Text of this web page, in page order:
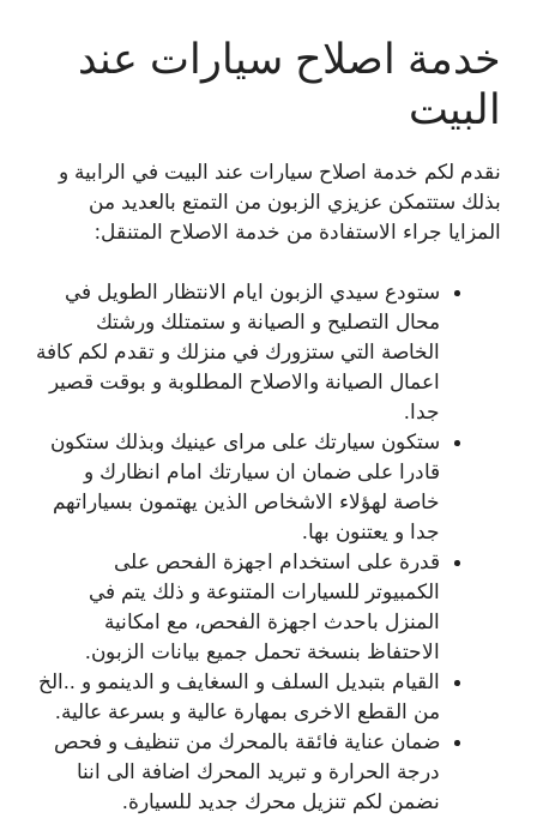
خدمة اصلاح سيارات عند
البيت
نقدم لكم خدمة اصلاح سيارات عند البيت في الرابية و
بذلك ستتمكن عزيزي الزبون من التمتع بالعديد من
المزايا جراء الاستفادة من خدمة الاصلاح المتنقل:
ستودع سيدي الزبون ايام الانتظار الطويل في
محال التصليح و الصيانة و ستمتلك ورشتك
الخاصة التي ستزورك في منزلك و تقدم لكم كافة
اعمال الصيانة والاصلاح المطلوبة و بوقت قصير
جدا.
ستكون سيارتك على مراى عينيك وبذلك ستكون
قادرا على ضمان ان سيارتك امام انظارك و
خاصة لهؤلاء الاشخاص الذين يهتمون بسياراتهم
جدا و يعتنون بها.
قدرة على استخدام اجهزة الفحص على
الكمبيوتر للسيارات المتنوعة و ذلك يتم في
المنزل باحدث اجهزة الفحص، مع امكانية
الاحتفاظ بنسخة تحمل جميع بيانات الزبون.
القيام بتبديل السلف و السغايف و الدينمو و ..الخ
من القطع الاخرى بمهارة عالية و بسرعة عالية.
ضمان عناية فائقة بالمحرك من تنظيف و فحص
درجة الحرارة و تبريد المحرك اضافة الى اننا
نضمن لكم تنزيل محرك جديد للسيارة.